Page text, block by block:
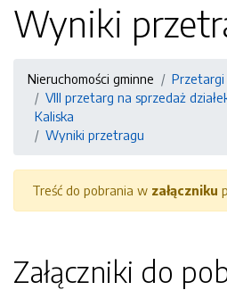
Wyniki
Nieruchomości gminne
Przetargi
VIII przetarg na sprzedaż
Kaliska
Wyniki przetragu
Treść do pobrania w załączniku
Załączniki do